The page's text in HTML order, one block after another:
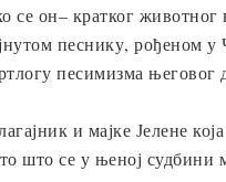
се он– кратког животног
песнику, рођеном у
песимизма његовог
и мајке Јелене
што се у њеној судбини